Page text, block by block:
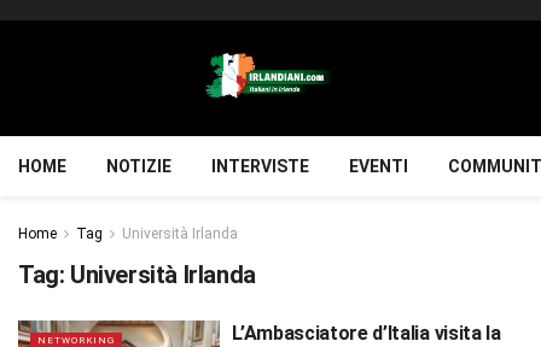
HOME NOTIZIE INTERVISTE EVENTI
Home Tag Università Irlanda
Tag: Università Irlanda
NETWORKING
L’Ambasciatore d’Italia visita la